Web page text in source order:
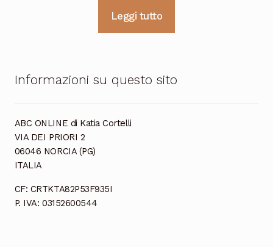
Leggi tutto
Informazioni su questo sito
ABC ONLINE di Katia Cortelli
VIA DEI PRIORI 2
06046 NORCIA (PG)
ITALIA
CF: CRTKTA82P53F935I
P. IVA: 03152600544